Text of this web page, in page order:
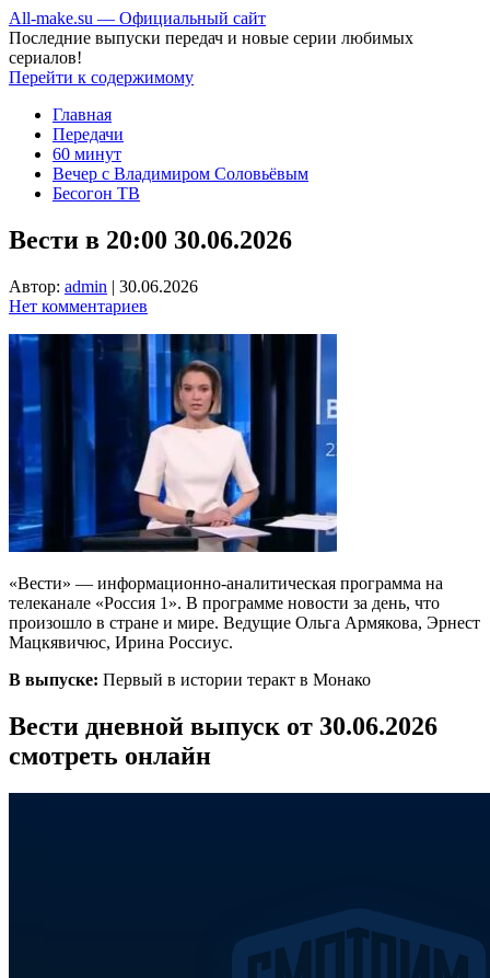
All-make.su — Официальный сайт
Последние выпуски передач и новые серии любимых
сериалов!
Перейти к содержимому
Главная
Передачи
60 минут
Вечер с Владимиром Соловьёвым
Бесогон ТВ
Вести в 20:00 30.06.2026
Автор: admin | 30.06.2026
Нет комментариев
«Вести» — информационно-аналитическая программа на
телеканале «Россия 1». В программе новости за день, что
произошло в стране и мире. Ведущие Ольга Армякова, Эрнест
Мацкявичюс, Ирина Россиус.
В выпуске: Первый в истории теракт в Монако
Вести дневной выпуск от 30.06.2026
смотреть онлайн